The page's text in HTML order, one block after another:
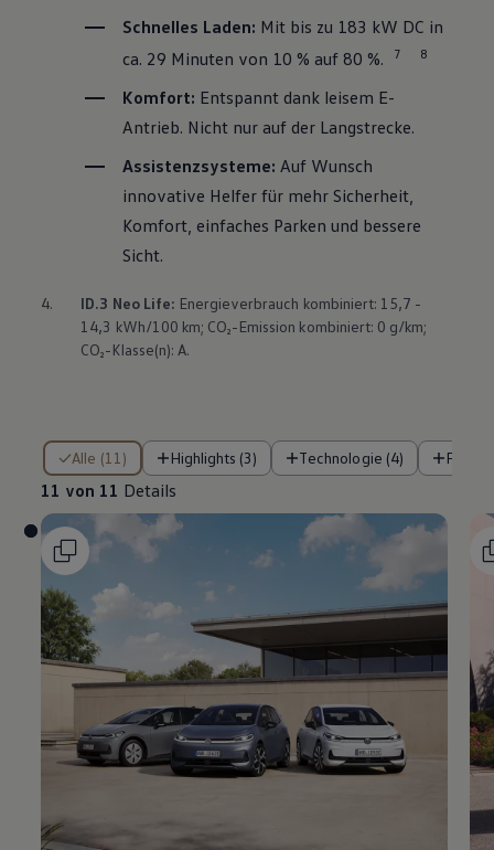
Schnelles Laden: Mit bis zu 183 kW DC in
ca. 29 Minuten von 10 % auf 80 %.
7 8
Komfort: Entspannt dank leisem E-
Antrieb. Nicht nur auf der Langstrecke.
Assistenzsysteme: Auf Wunsch
innovative Helfer für mehr Sicherheit,
Komfort, einfaches Parken und bessere
Sicht.
4. ID.3 Neo Life: Energieverbrauch kombiniert: 15,7 -
14,3 kWh/100 km; CO₂-Emission kombiniert: 0 g/km;
CO₂-Klasse(n): A.
Alle (11) Highlights (3) Technologie (4)
11 von 11 Details
11 von 11 Details